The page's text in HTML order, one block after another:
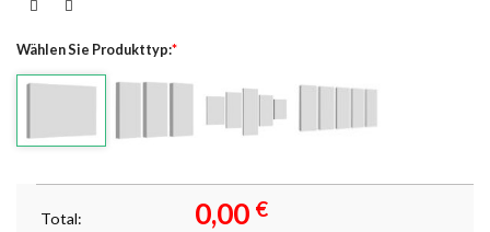
Wählen Sie Produkttyp:*
Total: 0,00 €